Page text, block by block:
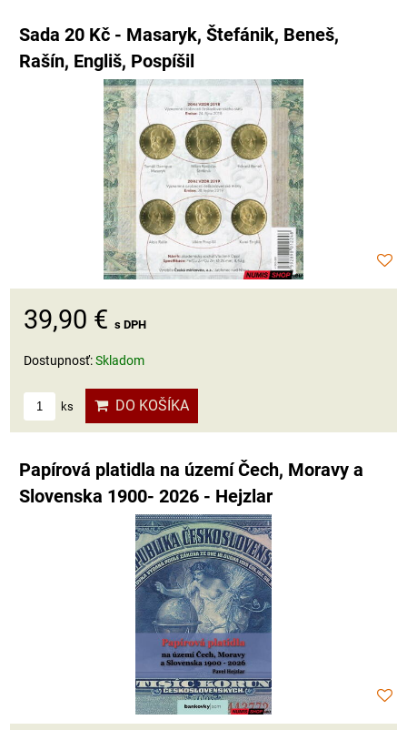
Sada 20 Kč - Masaryk, Štefánik, Beneš,
Rašín, Engliš, Pospíšil
39,90 € s DPH
Dostupnosť:Skladom
ks DO KOŠÍKA
Papírová platidla na území Čech, Moravy a
Slovenska 1900- 2026 - Hejzlar